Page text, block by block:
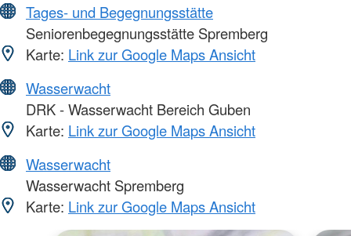
Tages- und Begegnungsstätte
Seniorenbegegnungsstätte Spremberg
Karte: Link zur Google Maps Ansicht
Wasserwacht
DRK - Wasserwacht Bereich Guben
Karte: Link zur Google Maps Ansicht
Wasserwacht
Wasserwacht Spremberg
Karte: Link zur Google Maps Ansicht